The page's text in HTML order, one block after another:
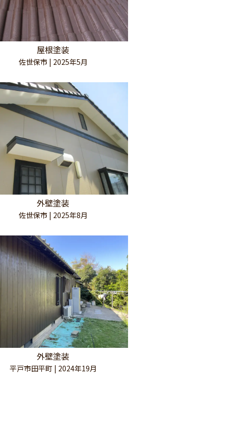
屋根塗装
佐世保市 | 2025年5月
外壁塗装
佐世保市 | 2025年8月
外壁塗装
平戸市田平町 | 2024年19月